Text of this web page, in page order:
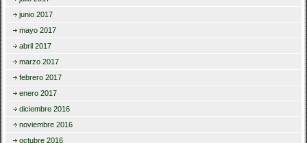
junio 2017
mayo 2017
abril 2017
marzo 2017
febrero 2017
enero 2017
diciembre 2016
noviembre 2016
octubre 2016